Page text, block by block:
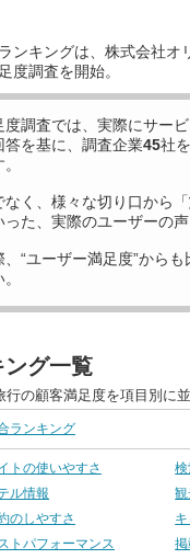
ンキングは、株式会社
度調査を開始。
度調査では、実際にサー
答を基に、調査企業45社
く、様々な切り口から「
た、実際のユーザーの声
“ユーザー満足度”から
グ一覧
の顧客満足度を項目別に
ランキング
トの使いやすさ
ル情報
のしやすさ
トパフォーマンス